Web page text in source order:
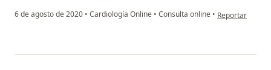
6 de agosto de 2020 • Cardiología Online • Consulta online • en opinión del
Reportar